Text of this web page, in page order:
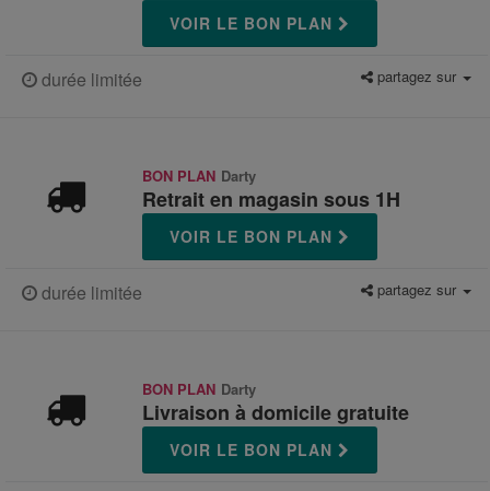
VOIR LE BON PLAN
durée limitée partagez sur
BON PLAN Darty
Retrait en magasin sous 1H
VOIR LE BON PLAN
durée limitée partagez sur
BON PLAN Darty
Livraison à domicile gratuite
VOIR LE BON PLAN